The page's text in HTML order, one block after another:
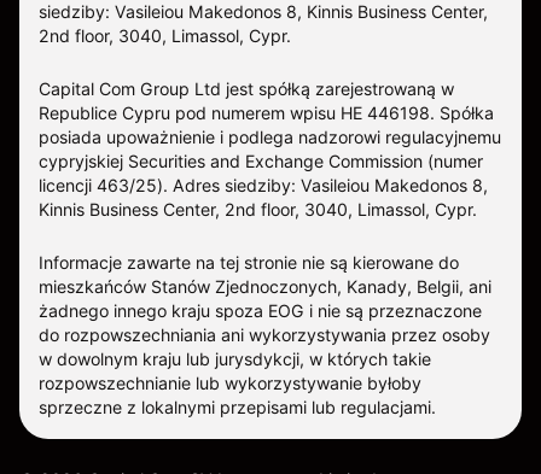
siedziby: Vasileiou Makedonos 8, Kinnis Business Center,
2nd floor, 3040, Limassol, Cypr.
Capital Com Group Ltd jest spółką zarejestrowaną w
Republice Cypru pod numerem wpisu ΗΕ 446198. Spółka
posiada upoważnienie i podlega nadzorowi regulacyjnemu
cypryjskiej Securities and Exchange Commission (numer
licencji 463/25). Adres siedziby: Vasileiou Makedonos 8,
Kinnis Business Center, 2nd floor, 3040, Limassol, Cypr.
Informacje zawarte na tej stronie nie są kierowane do
mieszkańców Stanów Zjednoczonych, Kanady, Belgii, ani
żadnego innego kraju spoza EOG i nie są przeznaczone
do rozpowszechniania ani wykorzystywania przez osoby
w dowolnym kraju lub jurysdykcji, w których takie
rozpowszechnianie lub wykorzystywanie byłoby
sprzeczne z lokalnymi przepisami lub regulacjami.